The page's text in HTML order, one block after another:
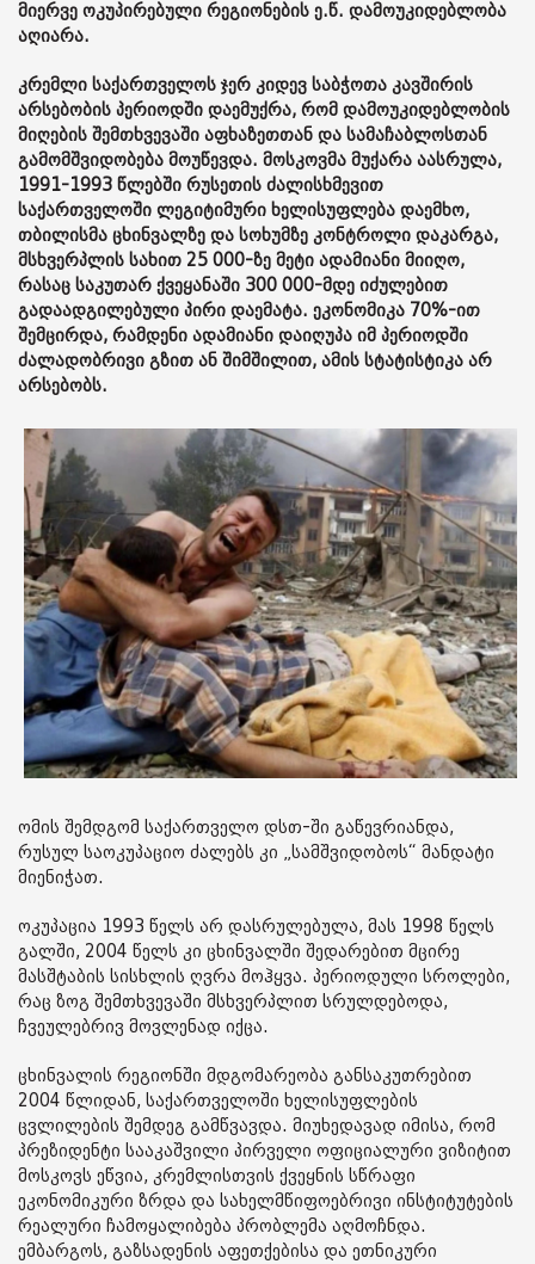
მიერვე ოკუპირებული რეგიონების ე.წ. დამოუკიდებლობა
აღიარა.
კრემლი საქართველოს ჯერ კიდევ საბჭოთა კავშირის
არსებობის პერიოდში დაემუქრა, რომ დამოუკიდებლობის
მიღების შემთხვევაში აფხაზეთთან და სამაჩაბლოსთან
გამომშვიდობება მოუწევდა. მოსკოვმა მუქარა აასრულა,
1991-1993 წლებში რუსეთის ძალისხმევით
საქართველოში ლეგიტიმური ხელისუფლება დაემხო,
თბილისმა ცხინვალზე და სოხუმზე კონტროლი დაკარგა,
მსხვერპლის სახით 25 000-ზე მეტი ადამიანი მიიღო,
რასაც საკუთარ ქვეყანაში 300 000-მდე იძულებით
გადაადგილებული პირი დაემატა. ეკონომიკა 70%-ით
შემცირდა, რამდენი ადამიანი დაიღუპა იმ პერიოდში
ძალადობრივი გზით ან შიმშილით, ამის სტატისტიკა არ
არსებობს.
ომის შემდგომ საქართველო დსთ-ში გაწევრიანდა,
რუსულ საოკუპაციო ძალებს კი „სამშვიდობოს“ მანდატი
მიენიჭათ.
ოკუპაცია 1993 წელს არ დასრულებულა, მას 1998 წელს
გალში, 2004 წელს კი ცხინვალში შედარებით მცირე
მასშტაბის სისხლის ღვრა მოჰყვა. პერიოდული სროლები,
რაც ზოგ შემთხვევაში მსხვერპლით სრულდებოდა,
ჩვეულებრივ მოვლენად იქცა.
ცხინვალის რეგიონში მდგომარეობა განსაკუთრებით
2004 წლიდან, საქართველოში ხელისუფლების
ცვლილების შემდეგ გამწვავდა. მიუხედავად იმისა, რომ
პრეზიდენტი სააკაშვილი პირველი ოფიციალური ვიზიტით
მოსკოვს ეწვია, კრემლისთვის ქვეყნის სწრაფი
ეკონომიკური ზრდა და სახელმწიფოებრივი ინსტიტუტების
რეალური ჩამოყალიბება პრობლემა აღმოჩნდა.
ემბარგოს, გაზსადენის აფეთქებისა და ეთნიკური